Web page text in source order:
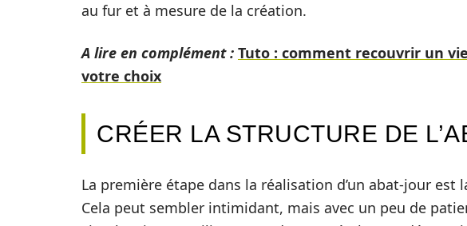
au fur et à mesure de la création.
A lire en complément : Tuto : comment recouvrir un
votre choix
CRÉER LA STRUCTURE DE
La première étape dans la réalisation d’un abat-jour
Cela peut sembler intimidant, mais avec un peu de